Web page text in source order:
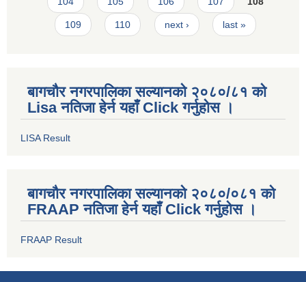
109 110 next › last »
बागचौर नगरपालिका सल्यानको २०८०/८१ को
Lisa नतिजा हेर्न यहाँ Click गर्नुहोस ।
LISA Result
बागचौर नगरपालिका सल्यानको २०८०/०८१ को
FRAAP नतिजा हेर्न यहाँ Click गर्नुहोस ।
FRAAP Result